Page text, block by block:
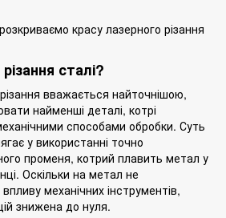
сталі?
вважається найточнішою,
найменші деталі, котрі
способами обробки. Суть
у використанні точно
променя, котрий плавить метал у
Оскільки на метал не
механічних інструментів,
знижена до нуля.